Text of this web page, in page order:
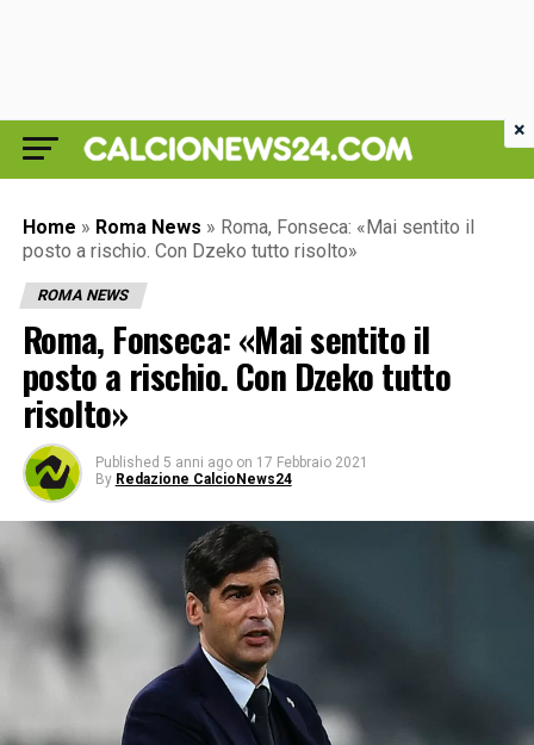
Home » Roma News » Roma, Fonseca: «Mai sentito il
posto a rischio. Con Dzeko tutto risolto»
ROMA NEWS
Roma, Fonseca: «Mai sentito il
posto a rischio. Con Dzeko tutto
risolto»
Published 5 anni ago on 17 Febbraio 2021
By Redazione CalcioNews24
×